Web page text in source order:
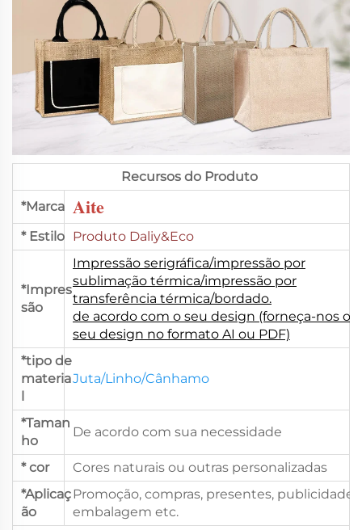
Recursos do Produto
*Marca Aite
* Estilo Produto Daliy&Eco
*Impres
são
Impressão serigráfica/impressão por
sublimação térmica/impressão por
transferência térmica/bordado.
de acordo com o seu design (forneça-nos o
seu design no formato AI ou PDF)
*tipo de
materia
l
Juta/Linho/Cânhamo
*Taman
ho
De acordo com sua necessidade
* cor
Cores naturais ou outras personalizadas
*Aplicaç
ão
Promoção, compras, presentes, publicidade,
embalagem etc.